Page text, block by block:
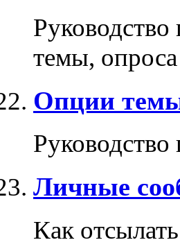
темы, опроса
Опции
Личные
Как